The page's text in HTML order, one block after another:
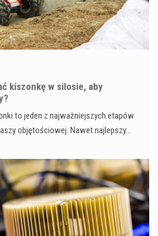
kiszonkę w silosie, aby
to jeden z najważniejszych etapów
objętościowej. Nawet najlepszy…